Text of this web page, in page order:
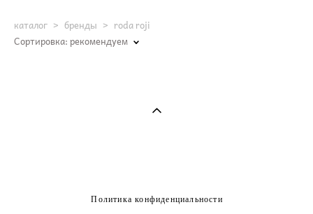
каталог > бренды > roda roji
Сортировка:рекомендуем
Политика конфиденциальности